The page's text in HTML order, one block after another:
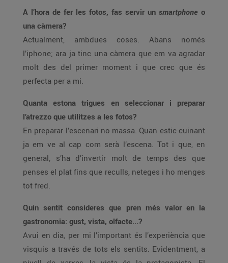
A l’hora de fer les fotos, fas servir un smartphone o
una càmera?
Actualment, ambdues coses. Abans només
l’iphone; ara ja tinc una càmera que em va agradar
molt des del primer moment i que crec que és
perfecta per a mi.
Quanta estona trigues en seleccionar i preparar
l’atrezzo que utilitzes a les fotos?
En preparar l’escenari no massa. Quan estic cuinant
ja em ve al cap com serà l’escena. Tot i que, en
general, s’ha d’invertir molt de temps des que
penses el plat fins que reculls, neteges i ho menges
tot fred.
Quin sentit consideres que pren més valor en la
gastronomia: gust, vista, olfacte...?
Avui en dia, per mi l’important és l’experiència que
visquis a través de tots els sentits. Evidentment, a